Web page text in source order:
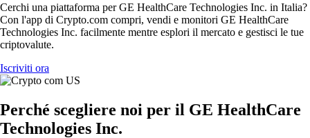
Cerchi una piattaforma per GE HealthCare Technologies Inc. in Italia?
Con l'app di Crypto.com compri, vendi e monitori GE HealthCare
Technologies Inc. facilmente mentre esplori il mercato e gestisci le tue
criptovalute.
Iscriviti ora
Perché scegliere noi per il GE HealthCare
Technologies Inc.